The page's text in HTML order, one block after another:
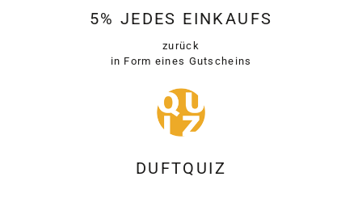
5% JEDES EINKAUFS
zurück
in Form eines Gutscheins
DUFTQUIZ